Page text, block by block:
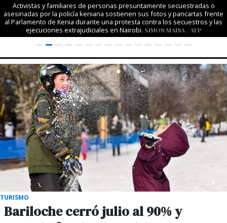
Activistas y familiares de personas presuntamente secuestradas o
asesinadas por la policía keniana sostienen sus fotos y pancartas frente
al Parlamento de Kenia durante una protesta contra los secuestros y las
ejecuciones extrajudiciales en Nairobi. SIMON MAINA / AFP
TURISMO
Bariloche cerró julio al 90% y